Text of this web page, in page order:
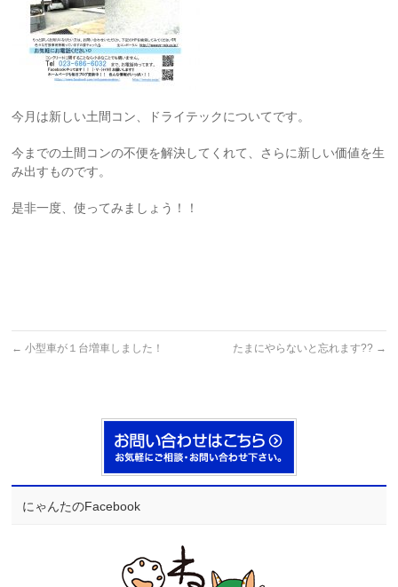
今月は新しい土間コン、ドライテックについてです。
今までの土間コンの不便を解決してくれて、さらに新しい価値を生
み出すものです。
是非一度、使ってみましょう！！
← 小型車が１台増車しました！ たまにやらないと忘れます?? →
にゃんたのFacebook